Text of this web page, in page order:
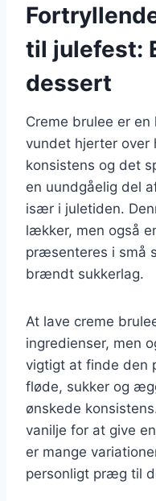
til julefest:
dessert
Creme brulee er
vundet hjerter over
konsistens og det
en uundgåelig del
især i juletiden.
lækker, men også
præsenteres i små
brændt sukkerlag.
At lave creme
ingredienser, men
vigtigt at finde den
fløde, sukker og
ønskede
vanilje for at give
er mange
personligt præg til